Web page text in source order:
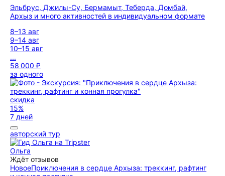
Эльбрус, Джилы-Су, Бермамыт, Теберда, Домбай,
Архыз и много активностей в индивидуальном формате
8–13 авг
9–14 авг
10–15 авг
...
58 000 ₽
за одного
скидка
15%
7 дней
авторский тур
Ольга
Ждёт отзывов
НовоеПриключения в сердце Архыза: треккинг, рафтинг